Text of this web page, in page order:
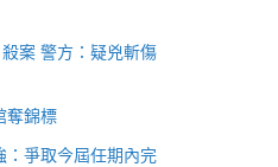
案 警方：疑兇斬傷
奪錦標
：爭取今屆任期內完